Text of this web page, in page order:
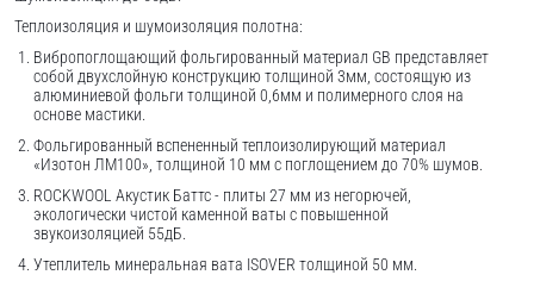
Теплоизоляция и шумоизоляция полотна:
Вибропоглощающий фольгированный материал GB представляет
собой двухслойную конструкцию толщиной 3мм, состоящую из
алюминиевой фольги толщиной 0,6мм и полимерного слоя на
основе мастики.
Фольгированный вспененный теплоизолирующий материал
«Изотон ЛМ100», толщиной 10 мм с поглощением до 70% шумов.
ROCKWOOL Акустик Баттс - плиты 27 мм из негорючей,
экологически чистой каменной ваты с повышенной
звукоизоляцией 55дБ.
Утеплитель минеральная вата ISOVER толщиной 50 мм.